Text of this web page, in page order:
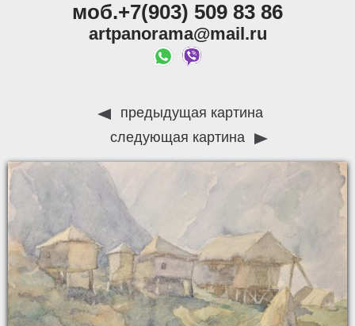
моб.+7(903) 509 83 86
artpanorama@mail.ru
предыдущая картина
следующая картина